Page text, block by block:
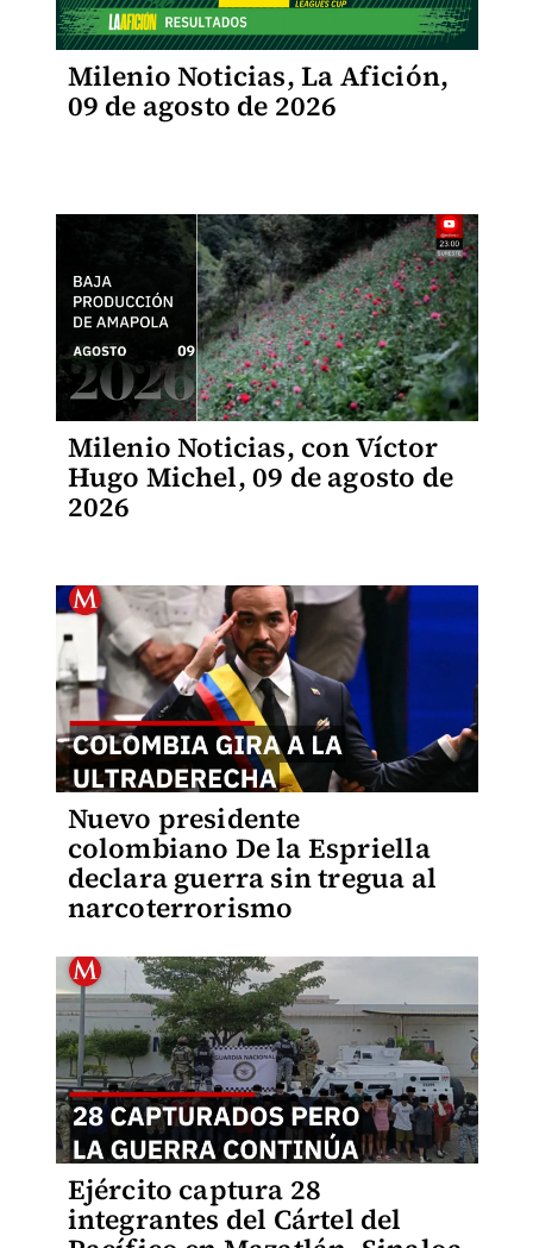
Milenio Noticias, La Afición,
09 de agosto de 2026
Milenio Noticias, con Víctor
Hugo Michel, 09 de agosto de
2026
Nuevo presidente
colombiano De la Espriella
declara guerra sin tregua al
narcoterrorismo
Ejército captura 28
integrantes del Cártel del